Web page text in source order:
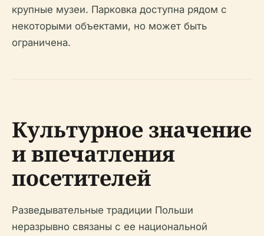
крупные музеи. Парковка доступна рядом с
некоторыми объектами, но может быть
ограничена.
Культурное значение
и впечатления
посетителей
Разведывательные традиции Польши
неразрывно связаны с ее национальной